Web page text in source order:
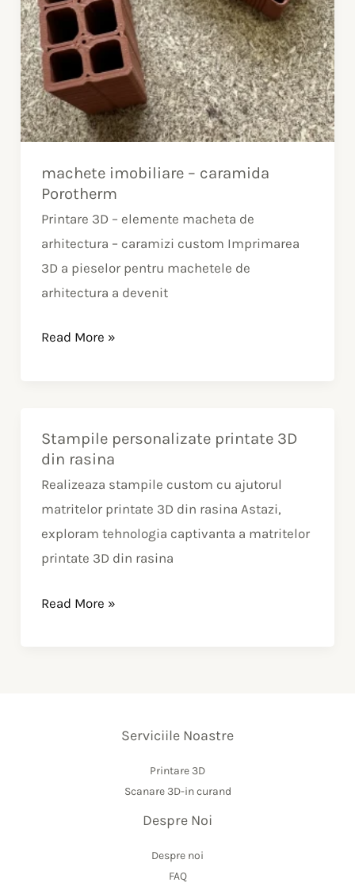
machete imobiliare – caramida
Porotherm
Printare 3D – elemente macheta de
arhitectura – caramizi custom Imprimarea
3D a pieselor pentru machetele de
arhitectura a devenit
Read More »
Stampile personalizate printate 3D
din rasina
Realizeaza stampile custom cu ajutorul
matritelor printate 3D din rasina Astazi,
exploram tehnologia captivanta a matritelor
printate 3D din rasina
Stampile
personalizate
printate
3D
din
rasina
Read More »
Serviciile Noastre
Printare 3D
Scanare 3D-in curand
Despre Noi
Despre noi
FAQ